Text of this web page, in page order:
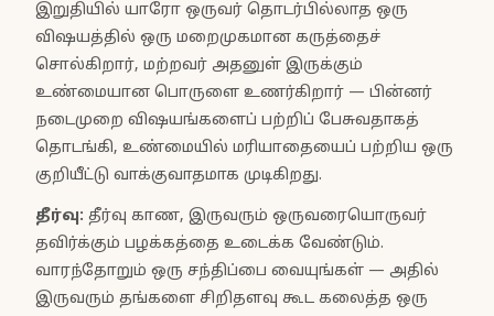
இறுதியில் யாரோ ஒருவர் தொடர்பில்லாத ஒரு
விஷயத்தில் ஒரு மறைமுகமான கருத்தைச்
சொல்கிறார், மற்றவர் அதனுள் இருக்கும்
உண்மையான பொருளை உணர்கிறார் — பின்னர்
நடைமுறை விஷயங்களைப் பற்றிப் பேசுவதாகத்
தொடங்கி, உண்மையில் மரியாதையைப் பற்றிய ஒரு
குறியீட்டு வாக்குவாதமாக முடிகிறது.
தீர்வு: தீர்வு காண, இருவரும் ஒருவரையொருவர்
தவிர்க்கும் பழக்கத்தை உடைக்க வேண்டும்.
வாரந்தோறும் ஒரு சந்திப்பை வையுங்கள் — அதில்
இருவரும் தங்களை சிறிதளவு கூட கலைத்த ஒரு